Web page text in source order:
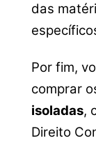
das
Por fim,
comprar
isoladas,
Direito